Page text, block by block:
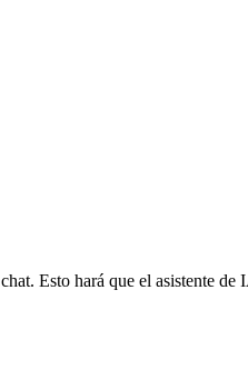
Esto hará que el asistente